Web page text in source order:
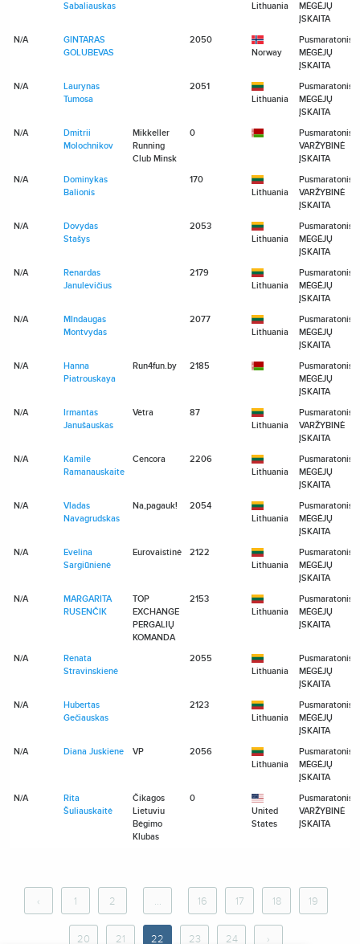
Sabaliauskas
Lithuania
MĖGĖJŲ
ĮSKAITA
N/A
GINTARAS
GOLUBEVAS
2050
Norway
Pusmaratonis
MĖGĖJŲ
ĮSKAITA
N/A
Laurynas
Tumosa
2051
Lithuania
Pusmaratonis
MĖGĖJŲ
ĮSKAITA
N/A
Dmitrii
Molochnikov
Mikkeller
Running
Club Minsk
0
Pusmaratonis
VARŽYBINĖ
ĮSKAITA
N/A
Dominykas
Balionis
170
Lithuania
Pusmaratonis
VARŽYBINĖ
ĮSKAITA
N/A
Dovydas
Stašys
2053
Lithuania
Pusmaratonis
MĖGĖJŲ
ĮSKAITA
N/A
Renardas
Janulevičius
2179
Lithuania
Pusmaratonis
MĖGĖJŲ
ĮSKAITA
N/A
MIndaugas
Montvydas
2077
Lithuania
Pusmaratonis
MĖGĖJŲ
ĮSKAITA
N/A
Hanna
Piatrouskaya
Run4fun.by 2185
Pusmaratonis
MĖGĖJŲ
ĮSKAITA
N/A
Irmantas
Janušauskas
Vėtra
87
Lithuania
Pusmaratonis
VARŽYBINĖ
ĮSKAITA
N/A
Kamile
Ramanauskaite
Cencora
2206
Lithuania
Pusmaratonis
MĖGĖJŲ
ĮSKAITA
N/A
Vladas
Navagrudskas
Na,pagauk!
2054
Lithuania
Pusmaratonis
MĖGĖJŲ
ĮSKAITA
N/A
Evelina
Sargiūnienė
Eurovaistinė
2122
Lithuania
Pusmaratonis
MĖGĖJŲ
ĮSKAITA
N/A
MARGARITA
RUSENČIK
TOP
EXCHANGE
PERGALIŲ
KOMANDA
2153
Lithuania
Pusmaratonis
MĖGĖJŲ
ĮSKAITA
N/A
Renata
Stravinskienė
2055
Lithuania
Pusmaratonis
MĖGĖJŲ
ĮSKAITA
N/A
Hubertas
Gečiauskas
2123
Lithuania
Pusmaratonis
MĖGĖJŲ
ĮSKAITA
N/A
Diana Juskiene VP
2056
Lithuania
Pusmaratonis
MĖGĖJŲ
ĮSKAITA
N/A
Rita
Šuliauskaitė
Čikagos
Lietuviu
Bėgimo
Klubas
0
United
States
Pusmaratonis
VARŽYBINĖ
ĮSKAITA
‹ 1 2 ... 16 17 18 19
20 21 22 23 24 ›